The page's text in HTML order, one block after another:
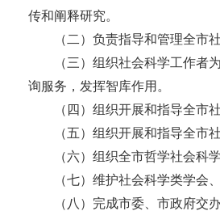
传和阐释研究。
（二）负责指导和管理全市
（三）组织社会科学工作
询服务，发挥智库作用。
（四）组织开展和指导全市
（五）组织开展和指导全市
（六）组织全市哲学社会科
（七）维护社会科学类学会
（八）完成市委、市政府交